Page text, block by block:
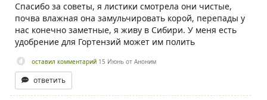
Спасибо за советы, я листики смотрела они чистые,
почва влажная она замульчировать корой, перепады у
нас конечно заметные, я живу в Сибири. У меня есть
удобрение для Гортензий может им полить
оставил комментарий 15 Июнь от Аноним
ответить